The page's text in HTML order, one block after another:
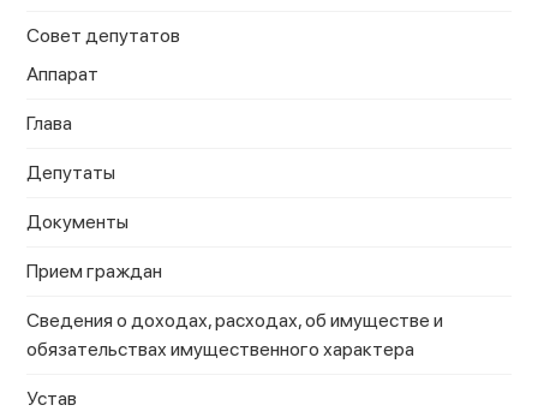
Совет депутатов
Аппарат
Глава
Депутаты
Документы
Прием граждан
Сведения о доходах, расходах, об имуществе и
обязательствах имущественного характера
Устав